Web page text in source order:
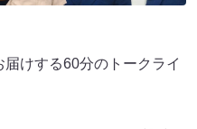
けする60分のトークライ